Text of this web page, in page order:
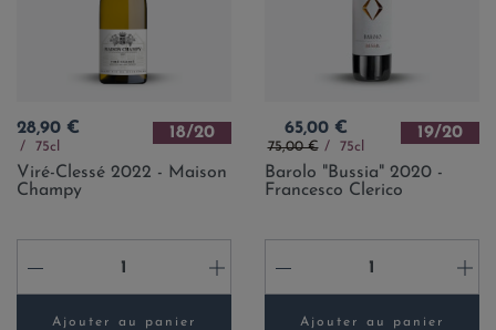
Prix
28,90 €
75cl
18/20
Viré-Clessé 2022 - Maison
Champy
- +
Ajouter au panier
Prix
65,00 €
Prix de base
75,00 € 75cl
19/20
Barolo "Bussia" 2020 -
Francesco Clerico
- +
Ajouter au panier